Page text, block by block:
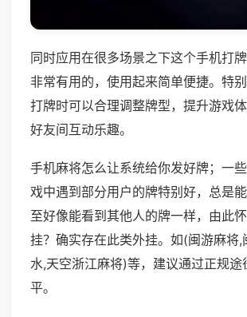
同时应用在很多场景之下这个手机打
非常有用的，使用起来简单便捷。特
打牌时可以合理调整牌型，提升游戏
好友间互动乐趣。
手机麻将怎么让系统给你发好牌；一
戏中遇到部分用户的牌特别好，总是
至好像能看到其他人的牌一样，由此
挂？确实存在此类外挂。如(闽游麻将,
水,天空浙江麻将)等，建议通过正规途
平。